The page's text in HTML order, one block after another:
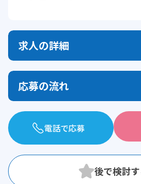
求人の詳細
応募の流れ
電話で応募